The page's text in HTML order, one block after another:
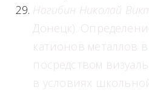
Нагибин Николай
Донецк).
катионов металлов
посредством
в условиях